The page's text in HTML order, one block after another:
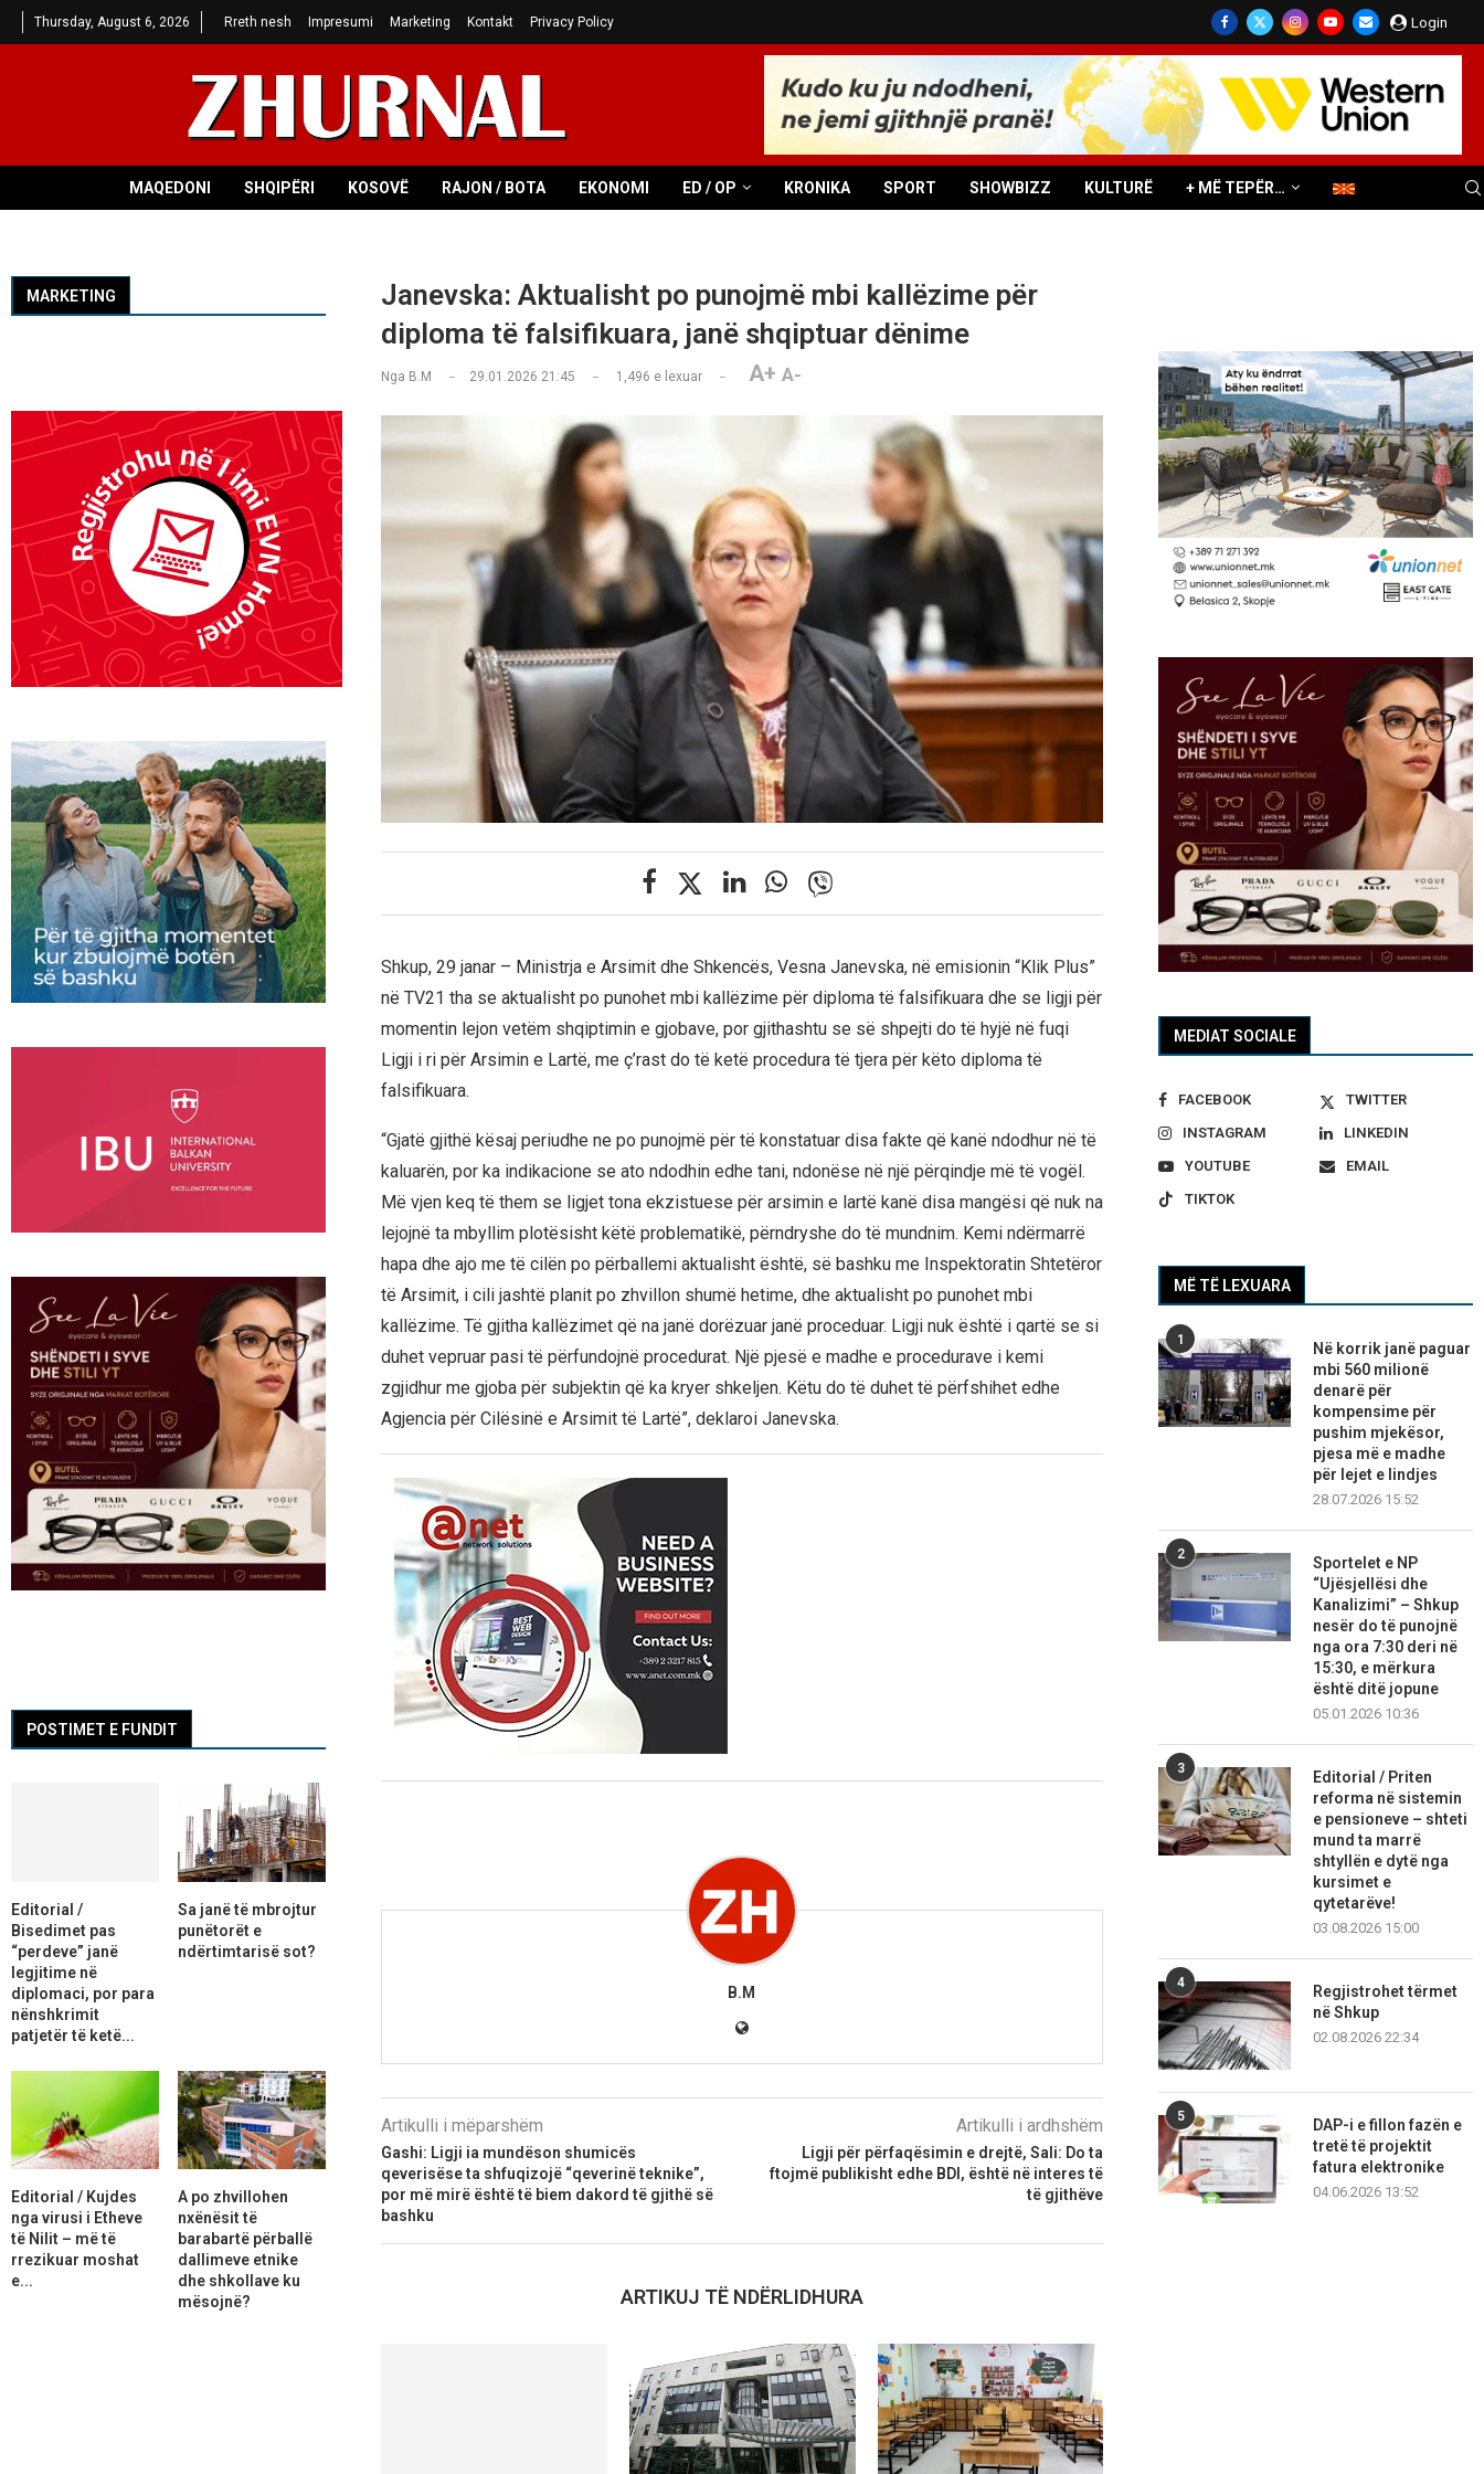
Thursday, August 6, 2026 Rreth nesh Impresumi Marketing Kontakt Privacy Policy Login
MAQEDONI SHQIPËRI KOSOVË RAJON / BOTA EKONOMI ED / OP KRONIKA SPORT SHOWBIZZ KULTURË + MË TEPËR…
Janevska: Aktualisht po punojmë mbi kallëzime për
diploma të falsifikuara, janë shqiptuar dënime
Nga B.M 29.01.2026 21:45 1,496 e lexuar A+ A-
Shkup, 29 janar – Ministrja e Arsimit dhe Shkencës, Vesna Janevska, në emisionin “Klik Plus”
në TV21 tha se aktualisht po punohet mbi kallëzime për diploma të falsifikuara dhe se ligji për
momentin lejon vetëm shqiptimin e gjobave, por gjithashtu se së shpejti do të hyjë në fuqi
Ligji i ri për Arsimin e Lartë, me ç’rast do të ketë procedura të tjera për këto diploma të
falsifikuara.
“Gjatë gjithë kësaj periudhe ne po punojmë për të konstatuar disa fakte që kanë ndodhur në të
kaluarën, por ka indikacione se ato ndodhin edhe tani, ndonëse në një përqindje më të vogël.
Më vjen keq të them se ligjet tona ekzistuese për arsimin e lartë kanë disa mangësi që nuk na
lejojnë ta mbyllim plotësisht këtë problematikë, përndryshe do të mundnim. Kemi ndërmarrë
hapa dhe ajo me të cilën po përballemi aktualisht është, së bashku me Inspektoratin Shtetëror
të Arsimit, i cili jashtë planit po zhvillon shumë hetime, dhe aktualisht po punohet mbi
kallëzime. Të gjitha kallëzimet që na janë dorëzuar janë proceduar. Ligji nuk është i qartë se si
duhet vepruar pasi të përfundojnë procedurat. Një pjesë e madhe e procedurave i kemi
zgjidhur me gjoba për subjektin që ka kryer shkeljen. Këtu do të duhet të përfshihet edhe
Agjencia për Cilësinë e Arsimit të Lartë”, deklaroi Janevska.
B.M
Artikulli i mëparshëm
Gashi: Ligji ia mundëson shumicës
qeverisëse ta shfuqizojë “qeverinë teknike”,
por më mirë është të biem dakord të gjithë së
bashku
Artikulli i ardhshëm
Ligji për përfaqësimin e drejtë, Sali: Do ta
ftojmë publikisht edhe BDI, është në interes të
të gjithëve
ARTIKUJ TË NDËRLIDHURA
MEDIAT SOCIALE
FACEBOOK
TWITTER
INSTAGRAM
LINKEDIN
YOUTUBE
EMAIL
TIKTOK
MË TË LEXUARA
1
Në korrik janë paguar
mbi 560 milionë
denarë për
kompensime për
pushim mjekësor,
pjesa më e madhe
për lejet e lindjes
28.07.2026 15:52
2
Sportelet e NP
“Ujësjellësi dhe
Kanalizimi” – Shkup
nesër do të punojnë
nga ora 7:30 deri në
15:30, e mërkura
është ditë jopune
05.01.2026 10:36
3
Editorial / Priten
reforma në sistemin
e pensioneve – shteti
mund ta marrë
shtyllën e dytë nga
kursimet e
qytetarëve!
03.08.2026 15:00
4
Regjistrohet tërmet
në Shkup
02.08.2026 22:34
5
DAP-i e fillon fazën e
tretë të projektit
fatura elektronike
04.06.2026 13:52
MARKETING
POSTIMET E FUNDIT
Editorial /
Bisedimet pas
“perdeve” janë
legjitime në
diplomaci, por para
nënshkrimit
patjetër të ketë...
Sa janë të mbrojtur
punëtorët e
ndërtimtarisë sot?
Editorial / Kujdes
nga virusi i Etheve
të Nilit – më të
rrezikuar moshat
e...
A po zhvillohen
nxënësit të
barabartë përballë
dallimeve etnike
dhe shkollave ku
mësojnë?